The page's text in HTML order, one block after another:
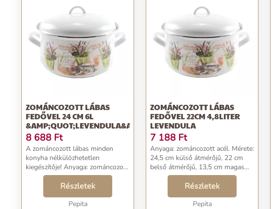
ZOMÁNCOZOTT LÁBAS
FEDŐVEL 24 CM 6L
&AMP;QUOT;LEVENDULA&AMP;QUOT;
8 688 Ft
A zománcozott lábas minden
konyha nélkülözhetetlen
kiegészítője! Anyaga: zománcozott
acél. Mérete: 26,5 cm külső
átmérőjű, 24 cm belső átmérőjű,
14,5 cm magas fedő nélkül, 19 cm
magas fedővel együtt. ...
Részletek
Pepita
ZOMÁNCOZOTT LÁBAS
FEDŐVEL 22CM 4,8LITER
LEVENDULA
7 188 Ft
Anyaga: zománcozott acél. Mérete:
24,5 cm külső átmérőjű, 22 cm
belső átmérőjű, 13,5 cm magas
fedő nélkül, 18 cm magas fedővel
együtt. Űrtartalma: kb. 4,8 l.
Súlya: 1,372 kg. Használható:
Részletek
Pepita